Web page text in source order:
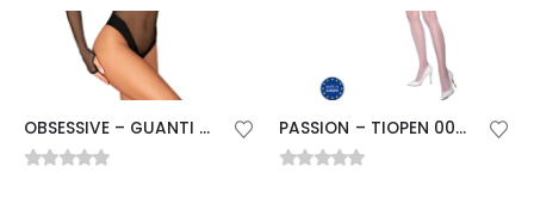
OBSESSIVE – GUANTI NESARI XS/S PASSION – TIOPEN 006 COLLANT BIANCO 1/2 30 DEN